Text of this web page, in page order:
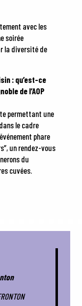
avec les
soirée
la diversité de
: qu’est-ce
de l’AOP
permettant une
le cadre
phare
un rendez-vous
du
cuvées.